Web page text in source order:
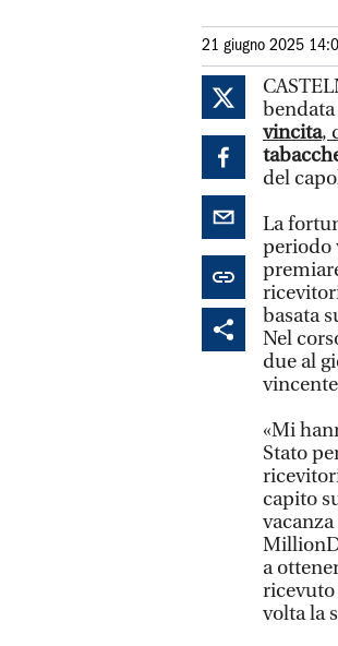
21 giugno 2025
bendata
vincita,
del
La
periodo
basata
Nel
due al
«Mi
Stato
capito
a
ricevuto
volta la